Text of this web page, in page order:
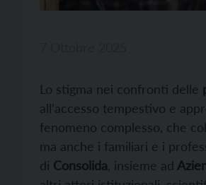
Lo stigma nei confronti delle
all’accesso tempestivo e
fenomeno complesso, che
ma anche i familiari e i
di Consolida, insieme ad